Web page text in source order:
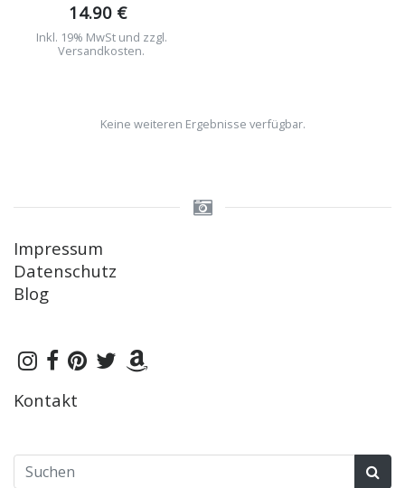
14.90 €
Inkl. 19% MwSt und zzgl.
Versandkosten.
Keine weiteren Ergebnisse verfügbar.
Impressum
Datenschutz
Blog
Kontakt
Suchen